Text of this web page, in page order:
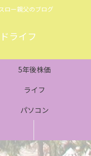
ロー親父のブログ
ライフ
5年後株価
ライフ
パソコン